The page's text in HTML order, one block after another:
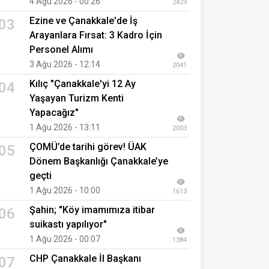
2429
Ezine ve Çanakkale'de İş
Arayanlara Fırsat: 3 Kadro İçin
Personel Alımı
3 Ağu 2026 - 12:14 2041
Kılıç "Çanakkale'yi 12 Ay
Yaşayan Turizm Kenti
Yapacağız"
1 Ağu 2026 - 13:11 2003
ÇOMÜ’de tarihi görev! ÜAK
Dönem Başkanlığı Çanakkale’ye
geçti
1 Ağu 2026 - 10:00 1613
Şahin; "Köy imamımıza itibar
suikastı yapılıyor"
1 Ağu 2026 - 00:07 1384
CHP Çanakkale İl Başkanı